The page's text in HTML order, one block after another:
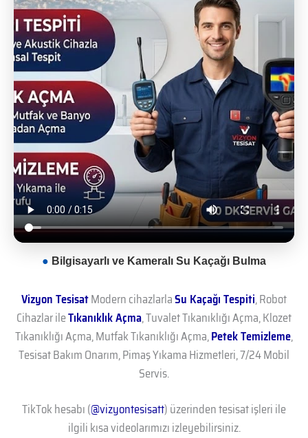
● Bilgisayarlı ve Kameralı Su Kaçağı Bulma
Vizyon TesisatModern cihazlarlaSu Kaçağı Tespiti, Robot
Cihazlar ileTıkanıklık Açma, Tuvalet Tıkanıklığı Açma, Klozet
Tıkanıklığı Açma, Mutfak Tıkanıklığı Açma,Petek Temizleme,
Tesisat Bakım Onarım, Pimaş Yıkama Hizmetleri, 7/24 Mobil
Servis.
TikTok hesabı (@vizyontesisatt) üzerinden tesisat işleri ile
ilgili kısa videolarımızı izleyebilirsiniz.